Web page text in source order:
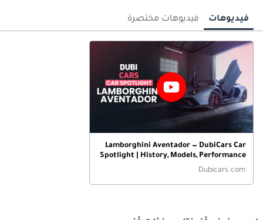
فيديوهات فيديوهات مختصرة
Lamborghini Aventador — DubiCars Car
Spotlight | History, Models, Performance
& More Of The Supercar
Dubicars.com